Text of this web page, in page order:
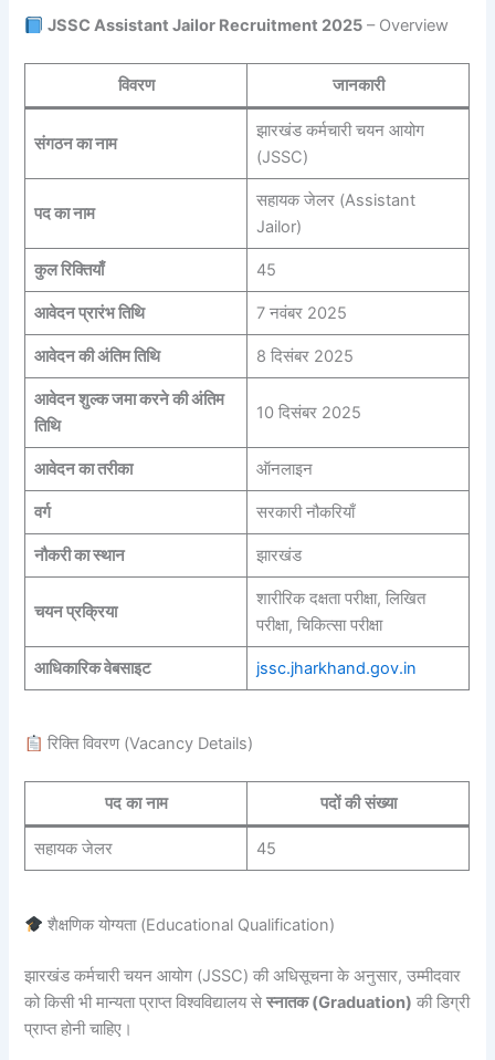
JSSC Assistant Jailor Recruitment 2025 – Overview
विवरण जानकारी
संगठन का नाम
झारखंड कर्मचारी चयन आयोग
(JSSC)
पद का नाम
सहायक जेलर (Assistant
Jailor)
कुल रिक्तियाँ 45
आवेदन प्रारंभ तिथि 7 नवंबर 2025
आवेदन की अंतिम तिथि 8 दिसंबर 2025
आवेदन शुल्क जमा करने की अंतिम
तिथि
10 दिसंबर 2025
आवेदन का तरीका ऑनलाइन
वर्ग सरकारी नौकरियाँ
नौकरी का स्थान झारखंड
चयन प्रक्रिया
शारीरिक दक्षता परीक्षा, लिखित
परीक्षा, चिकित्सा परीक्षा
आधिकारिक वेबसाइट jssc.jharkhand.gov.in
रिक्ति विवरण (Vacancy Details)
पद का नाम पदों की संख्या
सहायक जेलर 45
शैक्षणिक योग्यता (Educational Qualification)
झारखंड कर्मचारी चयन आयोग (JSSC) की अधिसूचना के अनुसार, उम्मीदवार
को किसी भी मान्यता प्राप्त विश्वविद्यालय सेस्नातक (Graduation) की डिग्री
प्राप्त होनी चाहिए।